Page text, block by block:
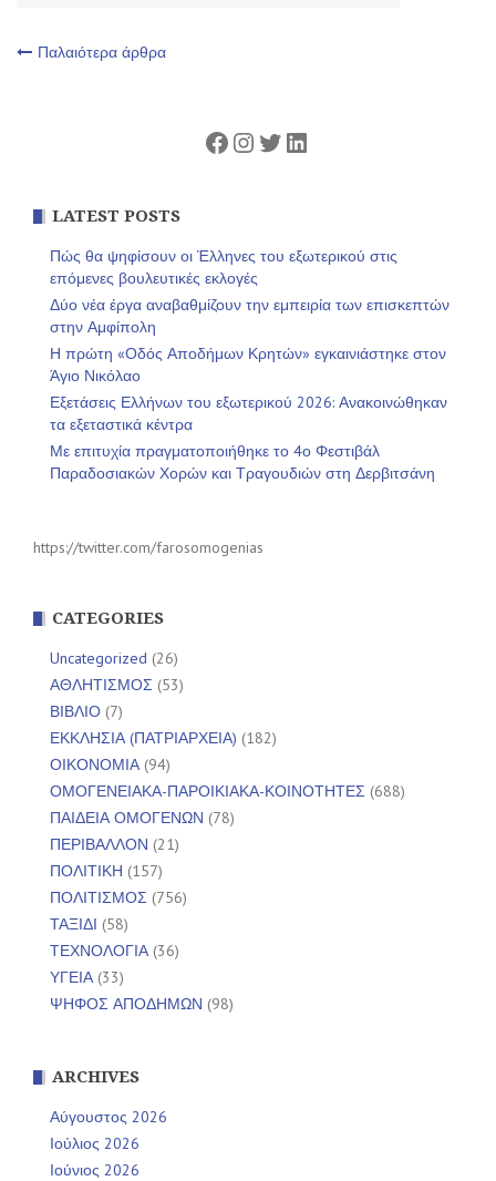
Πλοήγηση
Παλαιότερα άρθρα
Facebook
Instagram
Twitter
Linkedin
LATEST POSTS
Πώς θα ψηφίσουν οι Έλληνες του εξωτερικού στις
επόμενες βουλευτικές εκλογές
Δύο νέα έργα αναβαθμίζουν την εμπειρία των επισκεπτών
στην Αμφίπολη
Η πρώτη «Οδός Αποδήμων Κρητών» εγκαινιάστηκε στον
Άγιο Νικόλαο
Εξετάσεις Ελλήνων του εξωτερικού 2026: Ανακοινώθηκαν
τα εξεταστικά κέντρα
Με επιτυχία πραγματοποιήθηκε το 4ο Φεστιβάλ
Παραδοσιακών Χορών και Τραγουδιών στη Δερβιτσάνη
https://twitter.com/farosomogenias
CATEGORIES
Uncategorized (26)
ΑΘΛΗΤΙΣΜΟΣ (53)
ΒΙΒΛΙΟ (7)
ΕΚΚΛΗΣΙΑ (ΠΑΤΡΙΑΡΧΕΙΑ) (182)
ΟΙΚΟΝΟΜΙΑ(94)
ΟΜΟΓΕΝΕΙΑΚΑ-ΠΑΡΟΙΚΙΑΚΑ-ΚΟΙΝΟΤΗΤΕΣ (688)
ΠΑΙΔΕΙΑ ΟΜΟΓΕΝΩΝ (78)
ΠΕΡΙΒΑΛΛΟΝ (21)
ΠΟΛΙΤΙΚΗ (157)
ΠΟΛΙΤΙΣΜΟΣ (756)
ΤΑΞΙΔΙ (58)
ΤΕΧΝΟΛΟΓΙΑ(36)
ΥΓΕΙΑ(33)
ΨΗΦΟΣ ΑΠΟΔΗΜΩΝ (98)
ARCHIVES
Αύγουστος 2026
Ιούλιος 2026
Ιούνιος 2026